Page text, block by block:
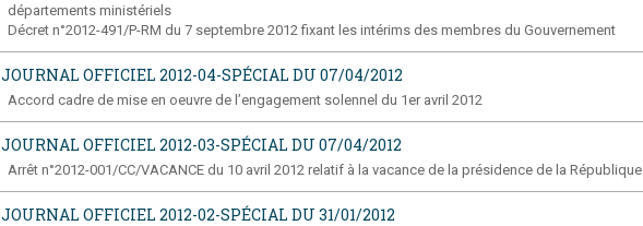
départements ministériels
Décret n°2012-491/P-RM du 7 septembre 2012 fixant les intérims des membres du Gouvernement
JOURNAL OFFICIEL 2012-04-SPÉCIAL DU 07/04/2012
Accord cadre de mise en oeuvre de l’engagement solennel du 1er avril 2012
JOURNAL OFFICIEL 2012-03-SPÉCIAL DU 07/04/2012
Arrêt n°2012-001/CC/VACANCE du 10 avril 2012 relatif à la vacance de la présidence de la République
JOURNAL OFFICIEL 2012-02-SPÉCIAL DU 31/01/2012